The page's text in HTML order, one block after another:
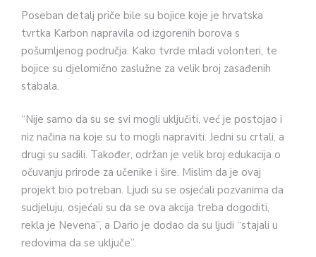
Poseban detalj priče bile su bojice koje je hrvatska
tvrtka Karbon napravila od izgorenih borova s
pošumljenog područja. Kako tvrde mladi volonteri, te
bojice su djelomično zaslužne za velik broj zasađenih
stabala.
“Nije samo da su se svi mogli uključiti, već je postojao i
niz načina na koje su to mogli napraviti. Jedni su crtali, a
drugi su sadili. Također, održan je velik broj edukacija o
očuvanju prirode za učenike i šire. Mislim da je ovaj
projekt bio potreban. Ljudi su se osjećali pozvanima da
sudjeluju, osjećali su da se ova akcija treba dogoditi,
rekla je Nevena”, a Dario je dodao da su ljudi “stajali u
redovima da se uključe”.